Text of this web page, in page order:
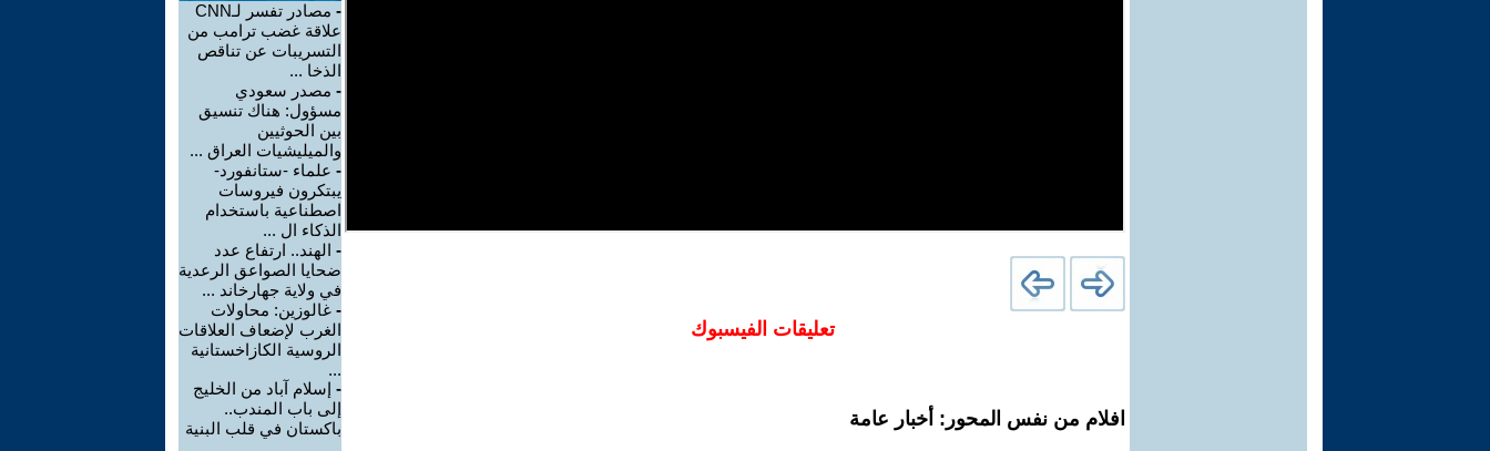
تعليقات الفيسبوك
افلام من نفس المحور: أخبار عامة
-
مصادر تفسر لـCNN
علاقة غضب ترامب من
التسريبات عن تناقص
الذخا ...
- مصدر سعودي
مسؤول: هناك تنسيق
بين الحوثيين
والميليشيات العراق ...
- علماء -ستانفورد-
يبتكرون فيروسات
اصطناعية باستخدام
الذكاء ال ...
- الهند.. ارتفاع عدد
ضحايا الصواعق الرعدية
في ولاية جهارخاند ...
- غالوزين: محاولات
الغرب لإضعاف العلاقات
الروسية الكازاخستانية
...
- إسلام آباد من الخليج
إلى باب المندب..
باكستان في قلب البنية